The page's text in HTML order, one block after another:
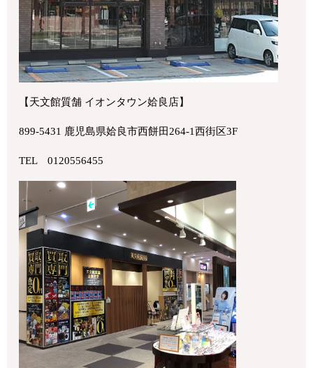
【天文館質舗 イオンタウン姶良店】
899-5431 鹿児島県姶良市西餅田264-1西街区3F
TEL 0120556455